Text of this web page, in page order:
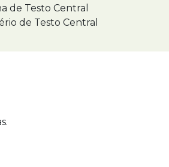
de Testo Central
de Testo Central